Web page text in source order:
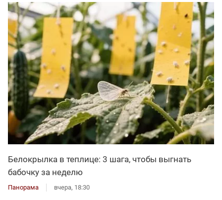
Белокрылка в теплице: 3 шага, чтобы выгнать
бабочку за неделю
Панорама вчера, 18:30